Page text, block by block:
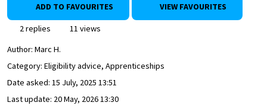
ADD TO FAVOURITES VIEW FAVOURITES
2 replies
11 views
Author: Marc H.
Category: Eligibility advice, Apprenticeships
Date asked: 15 July, 2025 13:51
Last update: 20 May, 2026 13:30